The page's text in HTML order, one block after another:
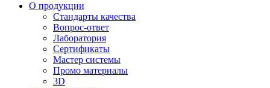
О продукции
Стандарты качества
Вопрос-ответ
Лаборатория
Сертификаты
Мастер системы
Промо материалы
3D